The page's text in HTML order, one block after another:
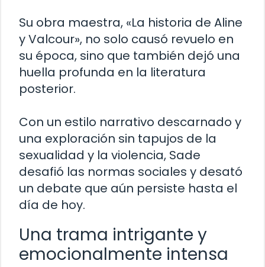
Su obra maestra, «La historia de Aline
y Valcour», no solo causó revuelo en
su época, sino que también dejó una
huella profunda en la literatura
posterior.
Con un estilo narrativo descarnado y
una exploración sin tapujos de la
sexualidad y la violencia, Sade
desafió las normas sociales y desató
un debate que aún persiste hasta el
día de hoy.
Una trama intrigante y
emocionalmente intensa